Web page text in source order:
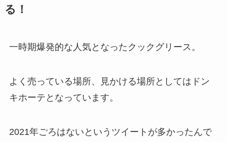
る！
一時期爆発的な人気となったクックグリース。
よく売っている場所、見かける場所としてはドン
キホーテとなっています。
2021年ごろはないというツイートが多かったんで